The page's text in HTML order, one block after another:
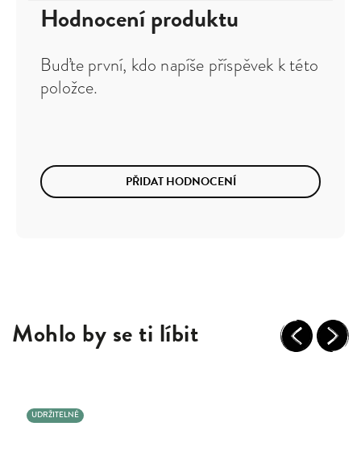
Hodnocení produktu
Buďte první, kdo napíše příspěvek k této
položce.
PŘIDAT HODNOCENÍ
Mohlo by se ti líbit Previous
UDRŽITELNÉ
Next